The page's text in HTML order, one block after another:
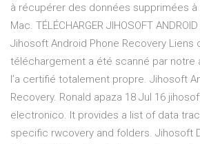
à récupérer des données supprimées à
Mac. TÉLÉCHARGER JIHOSOFT
Jihosoft Android Phone Recovery Liens
téléchargement a été scanné par notre
l’a certifié totalement propre. Jihosoft
Recovery. Ronald apaza 18 Jul 16
electronico. It provides a list of data
specific rwcovery and folders. Jihosoft